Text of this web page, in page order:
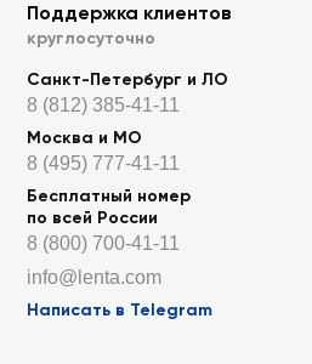
Поддержка клиентов
круглосуточно
Санкт-Петербург и ЛО
8 (812) 385-41-11
Москва и МО
8 (495) 777-41-11
Бесплатный номер
по всей России
8 (800) 700-41-11
info@lenta.com
Написать в Telegram